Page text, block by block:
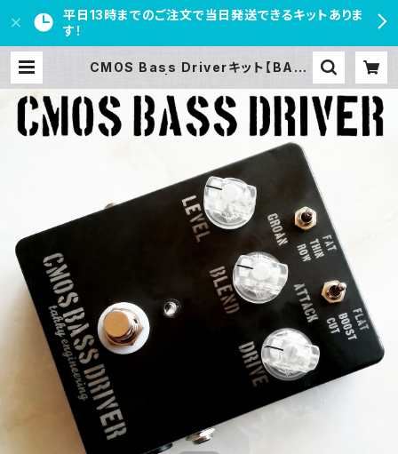
平日13時までのご注文で当日発送できるキットありま
す！
CMOS Bass Driverキット【BASI